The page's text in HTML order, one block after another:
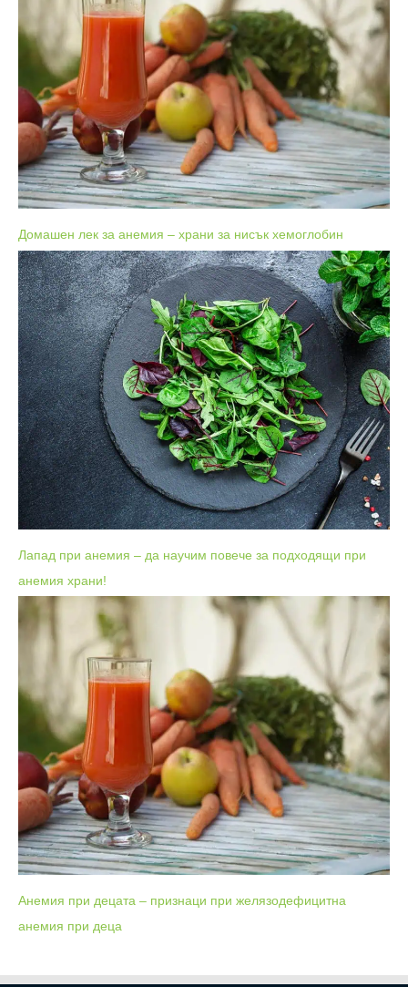
Домашен лек за анемия – храни за нисък хемоглобин
Лапад при анемия – да научим повече за подходящи при
анемия храни!
Анемия при децата – признаци при желязодефицитна
анемия при деца